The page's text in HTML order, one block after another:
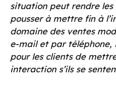
situation peut rendre les
pousser à mettre fin à
domaine des ventes
e-mail et par téléphone,
pour les clients de
interaction s’ils se